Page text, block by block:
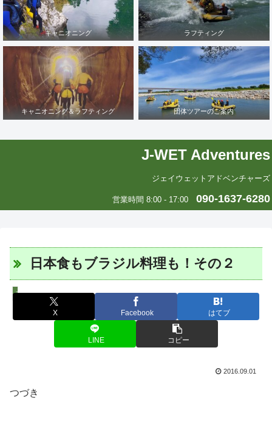
キャニオニング ラフティング
キャニオニング＆ラフティング 団体ツアーのご案内
J-WET Adventures
ジェイウェットアドベンチャーズ
営業時間 8:00 - 17:00 090-1637-6280
日本食もブラジル料理も！その２
エリカの中南米いまむかし
X Facebook はてブ
LINE コピー
2016.09.01
つづき